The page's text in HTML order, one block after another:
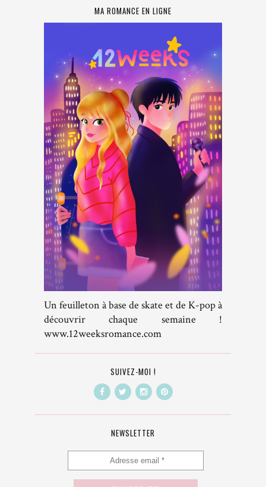
MA ROMANCE EN LIGNE
Un feuilleton à base de skate et de K-pop à
découvrir chaque semaine !
www.12weeksromance.com
SUIVEZ-MOI !
NEWSLETTER